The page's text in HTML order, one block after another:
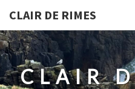
CLAIR DE RIMES
CLAIR